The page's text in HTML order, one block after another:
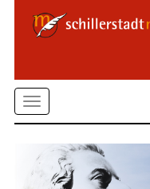
Seitenbereiche
springen
Zum
Inhalt
springen
Kontaktformular
Startseite
Toggle